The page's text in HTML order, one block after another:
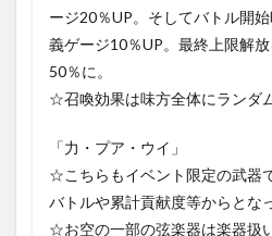
ージ20％UP。そしてバトル開
義ゲージ10％UP。最終上限解
50％に。
☆召喚効果は味方全体にランダ
「力・プア・ウイ」
☆こちらもイベント限定の武器
バトルや累計貢献度等からとな
☆お空の一部の弦楽器は楽器扱